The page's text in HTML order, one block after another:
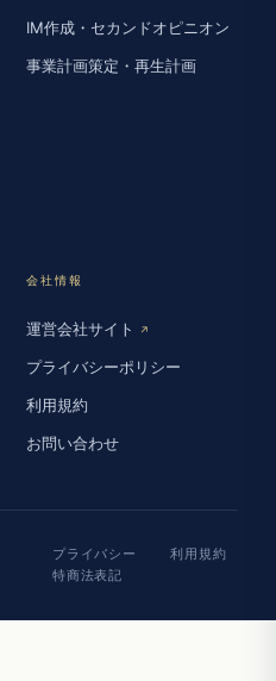
IM作成・セカンドオピニオン
事業計画策定・再生計画
会社情報
運営会社サイト ↗
プライバシーポリシー
利用規約
お問い合わせ
プライバシー
利用規約
特商法表記